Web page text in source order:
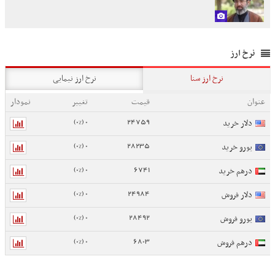
نرخ ارز
نرخ ارز سنا
نرخ ارز نیمایی
عنوان
قیمت تغییر
نمودار
دلار خرید
24759
0 (0%)
یورو خرید 28235
0 (0%)
درهم خرید 6741
0 (0%)
دلار فروش 24984
0 (0%)
یورو فروش 28492
0 (0%)
درهم فروش 6803
0 (0%)